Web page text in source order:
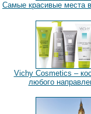
Самые красивые места
Vichy Cosmetics –
любого